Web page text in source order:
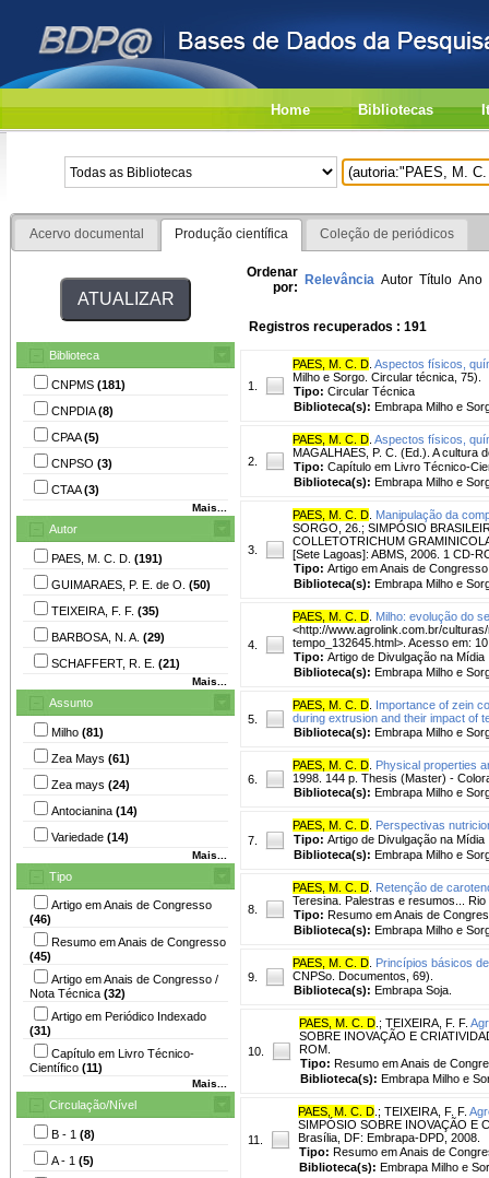
Home Bibliotecas
Acervo documental Produção científica Coleção de periódicos
Biblioteca
CNPMS (181)
CNPDIA(8)
CPAA(5)
CNPSO (3)
CTAA(3)
Mais...
Autor
PAES, M. C. D. (191)
GUIMARAES, P. E. de O. (50)
TEIXEIRA, F. F. (35)
BARBOSA, N. A. (29)
SCHAFFERT, R. E. (21)
Mais...
Assunto
Milho (81)
Zea Mays (61)
Zea mays (24)
Antocianina (14)
Variedade (14)
Mais...
Tipo
Artigo em Anais de Congresso
(46)
Resumo em Anais de Congresso
(45)
Artigo em Anais de Congresso /
Nota Técnica (32)
Artigo em Periódico Indexado
(31)
Capítulo em Livro Técnico-
Científico (11)
Mais...
Circulação/Nível
B - 1 (8)
A - 1 (5)
Ordenar
por: Relevância Autor Título Ano
Registros recuperados : 191
1.
PAES, M. C. D Aspectos físicos,
Milho e Sorgo. Circular técnica, 75).
Tipo: Circular Técnica
Biblioteca(s): Embrapa Milho e
2.
PAES, M. C. D Aspectos físicos,
MAGALHAES, P. C. (Ed.). A cultura
Tipo: Capítulo em Livro Técnico-
Biblioteca(s): Embrapa Milho e
3.
PAES, M. C. D Manipulação da
SORGO, 26.; SIMPÓSIO
COLLETOTRICHUM
[Sete Lagoas]: ABMS, 2006. 1 CD-
Tipo: Artigo em Anais de Congresso
Biblioteca(s): Embrapa Milho e
4.
PAES, M. C. D Milho: evolução do
<http://www.agrolink.com.br/
tempo_132645.html>. Acesso em:
Tipo: Artigo de Divulgação na Mídia
Biblioteca(s): Embrapa Milho e
5.
PAES, M. C. D Importance of zein
during extrusion and their impact of
Biblioteca(s): Embrapa Milho e
6.
PAES, M. C. D Physical properties
1998. 144 p. Thesis (Master) -
Biblioteca(s): Embrapa Milho e
7.
PAES, M. C. D Perspectivas
Tipo: Artigo de Divulgação na Mídia
Biblioteca(s): Embrapa Milho e
8.
PAES, M. C. D Retenção de
Teresina. Palestras e resumos...
Tipo: Resumo em Anais de
Biblioteca(s): Embrapa Milho e
9.
PAES, M. C. D Princípios básicos
CNPSo. Documentos, 69).
Biblioteca(s): Embrapa Soja.
10.
PAES, M. C. D ; TEIXEIRA, F. F.
SOBRE INOVAÇÃO E
ROM.
Tipo: Resumo em Anais de
Biblioteca(s): Embrapa Milho e
11.
PAES, M. C. D ; TEIXEIRA, F. F.
SIMPÓSIO SOBRE INOVAÇÃO E
Brasília, DF: Embrapa-DPD, 2008.
Tipo: Resumo em Anais de
Biblioteca(s): Embrapa Milho e